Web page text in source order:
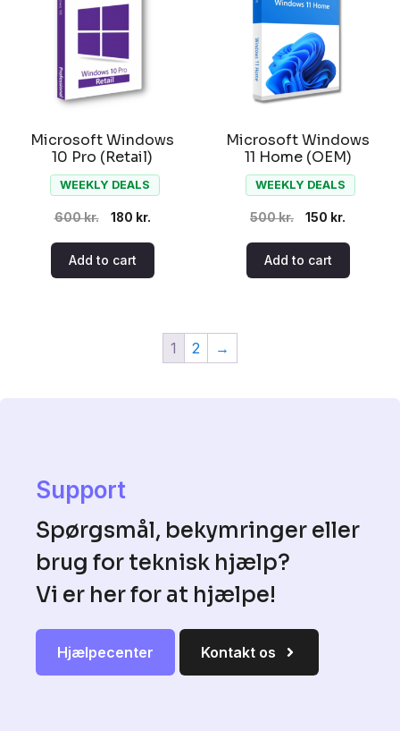
Microsoft Windows
10 Pro (Retail)
WEEKLY DEALS
600kr.
Original
price
was:
180 kr.
price
Add to cart
Microsoft Windows
11 Home (OEM)
WEEKLY DEALS
500kr.
Original
price
was:
150 kr.
price
Add to cart
1 2 →
Support
Spørgsmål, bekymringer eller
brug for teknisk hjælp?
Vi er her for at hjælpe!
Hjælpecenter Kontakt os